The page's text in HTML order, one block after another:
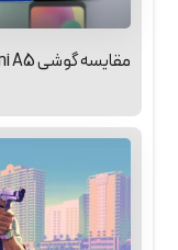
مقایسه گوشی Redmi A5 با ردمی 15C؛ کدام را بخریم؟